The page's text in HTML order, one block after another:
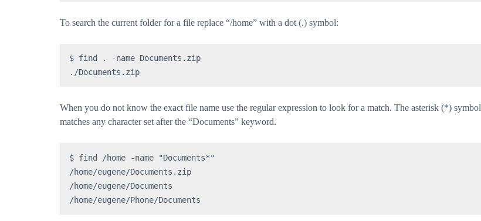
To search the current folder for a file replace “/home” with a dot (.) symbol:
$ find . -name Documents.zip
./Documents.zip
When you do not know the exact file name use the regular expression to look for a match. The asterisk (*) symbol
matches any character set after the “Documents” keyword.
$ find /home -name "Documents*"
/home/eugene/Documents.zip
/home/eugene/Documents
/home/eugene/Phone/Documents